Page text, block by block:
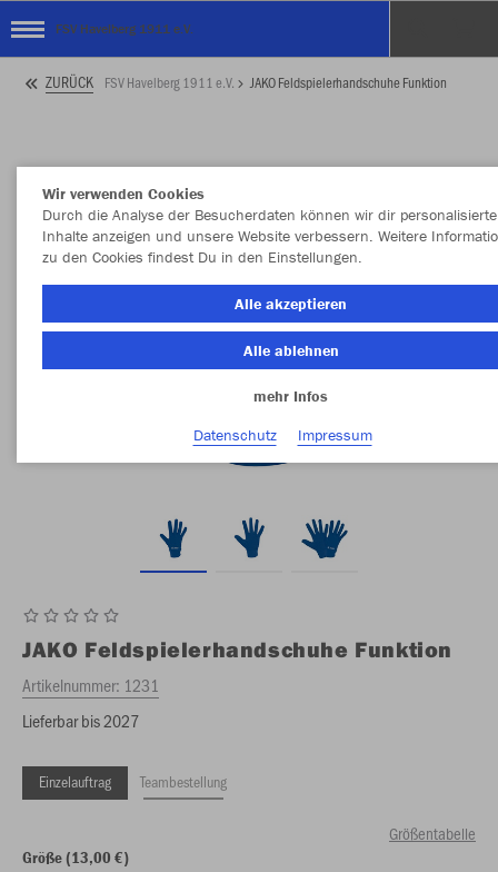
FSV Havelberg 1911 e.V.
ZURÜCK FSV Havelberg 1911 e.V. JAKO Feldspielerhandschuhe Funktion
JAKO Feldspielerhandschuhe Funktion
Artikelnummer: 1231
Lieferbar bis 2027
Einzelauftrag Teambestellung
Größentabelle
Größe (13,00 €)
Wir verwenden Cookies
Durch die Analyse der Besucherdaten können wir dir personalisierte
Inhalte anzeigen und unsere Website verbessern. Weitere
zu den Cookies findest Du in den Einstellungen.
Alle akzeptieren
Alle ablehnen
mehr Infos
Datenschutz
Impressum